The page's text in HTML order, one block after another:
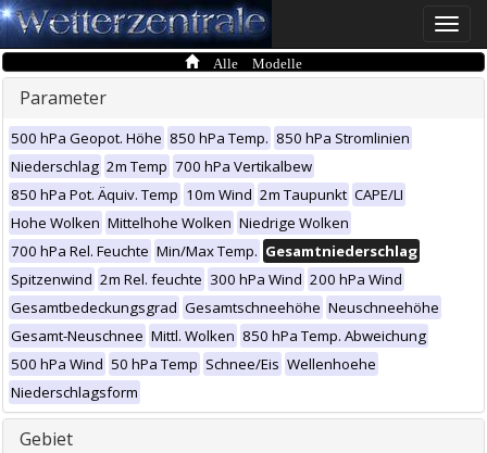
Toggle
Alle Modelle
Parameter
500 hPa Geopot. Höhe 850 hPa Temp. 850 hPa Stromlinien
Niederschlag 2m Temp 700 hPa Vertikalbew
850 hPa Pot. Äquiv. Temp 10m Wind 2m Taupunkt CAPE/LI
Hohe Wolken Mittelhohe Wolken Niedrige Wolken
700 hPa Rel. Feuchte Min/Max Temp. Gesamtniederschlag
Spitzenwind 2m Rel. feuchte 300 hPa Wind 200 hPa Wind
Gesamtbedeckungsgrad Gesamtschneehöhe Neuschneehöhe
Gesamt-Neuschnee Mittl. Wolken 850 hPa Temp. Abweichung
500 hPa Wind 50 hPa Temp Schnee/Eis Wellenhoehe
Niederschlagsform
Gebiet